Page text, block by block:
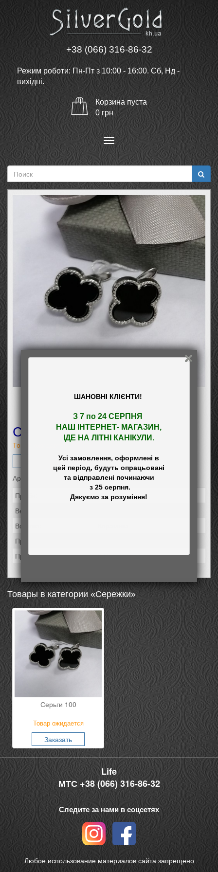
ШАНОВНІ КЛІЄНТИ!
З 7 по 24 СЕРПНЯ
НАШ
ІНТЕРНЕТ- МАГАЗИН ,
ІДЕ НА ЛІТНІ КАНІКУЛИ.
Усі замовлення, оформлені в
цей період, будуть опрацьовані
та відправлені починаючи
+38 (066) 316-86-32
Режим роботи: Пн-Пт з 10:00 - 16:00. Сб, Нд -
вихідні.
Корзина пуста
0 грн
Меню
Серьги 100
Товар ожидается
Артикул: 100ч
Проба:
925
Вес:
Вставка:
Праздники:
Праздники:
К Новому Году
Товары в категории «Сережки»
Серьги 100
Товар ожидается
Заказать
Life
МТС +38 (066) 316-86-32
Следите за нами в соцсетях
Любое использование материалов сайта запрещено